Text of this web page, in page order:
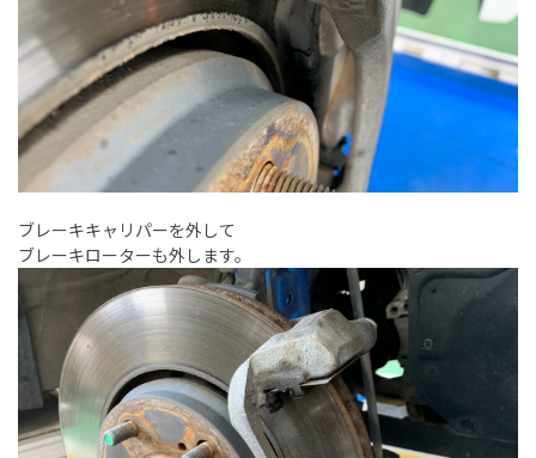
ブレーキキャリパーを外して
ブレーキローターも外します。